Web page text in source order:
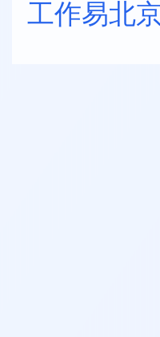
工作易北